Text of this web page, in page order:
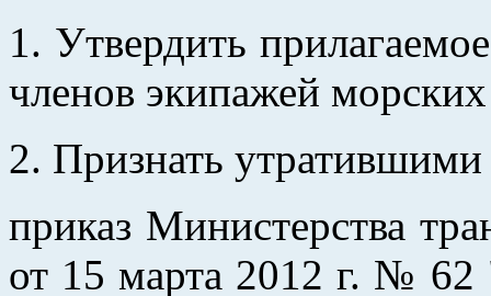
1. Утвердить
членов экипажей
2. Признать утратившими
приказ Министерства
от 15 марта 2012 г. №